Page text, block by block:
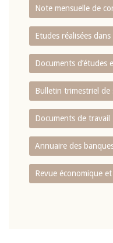
Note mensuelle de
Etudes réalisées
Documents d’études
Bulletin trimestriel de
Documents de travail
Annuaire des
Revue économique